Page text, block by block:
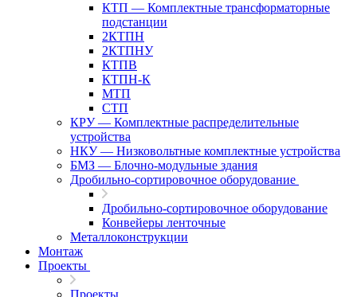
КТП — Комплектные трансформаторные
подстанции
2КТПН
2КТПНУ
КТПВ
КТПН-К
МТП
СТП
КРУ — Комплектные распределительные
устройства
НКУ — Низковольтные комплектные устройства
БМЗ — Блочно-модульные здания
Дробильно-сортировочное оборудование
Дробильно-сортировочное оборудование
Конвейеры ленточные
Металлоконструкции
Монтаж
Проекты
Проекты